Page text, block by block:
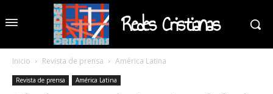
Redes Cristianas
Inicio Revista de prensa América Latina
Revista de prensa América Latina